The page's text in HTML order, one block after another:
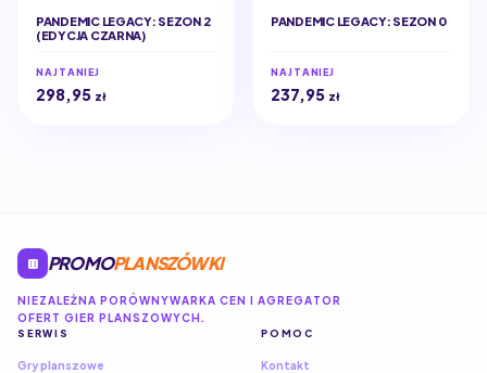
PANDEMIC LEGACY: SEZON 2
(EDYCJA CZARNA)
NAJTANIEJ
298,95 zł
PANDEMIC LEGACY: SEZON 0
NAJTANIEJ
237,95 zł
PROMOPLANSZÓWKI
NIEZALEŻNA PORÓWNYWARKA CEN I AGREGATOR
OFERT GIER PLANSZOWYCH.
SERWIS
Gry planszowe
POMOC
Kontakt